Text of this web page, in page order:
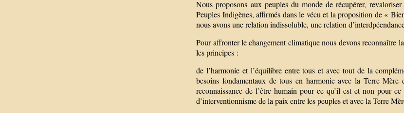
Nous proposons aux peuples du monde de récupérer,
Peuples Indigènes, affirmés dans le vécu et la proposition de «
nous avons une relation indissoluble, une relation
Pour affronter le changement climatique nous devons reconnaître
les principes :
de l’harmonie et l’équilibre entre tous et avec tout de la
besoins fondamentaux de tous en harmonie avec la Terre
reconnaissance de l’être humain pour ce qu’il est et non pour
d’interventionnisme de la paix entre les peuples et avec la Terre